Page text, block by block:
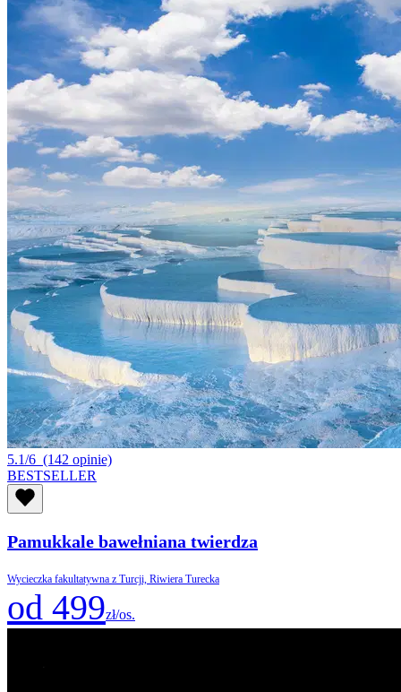
5.1/6 (142 opinie)
BESTSELLER
Pamukkale bawełniana twierdza
Wycieczka fakultatywna z Turcji, Riwiera Turecka
od 499zł/os.